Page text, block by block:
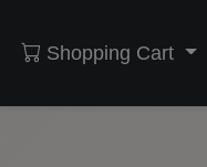
Shopping Cart